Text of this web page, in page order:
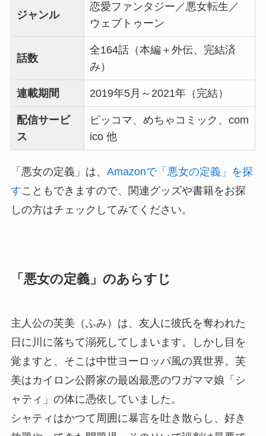
ジャンル
恋愛ファンタジー／悪女転生／
ウェブトゥーン
話数
全164話（本編＋外伝、完結済
み）
連載期間 2019年5月～2021年（完結）
配信サービ
ス
ピッコマ、めちゃコミック、com
ico 他
「悪女の定義」は、 Amazonで「悪女の定義」を探
すこともできますので、関連グッズや書籍をお探
しの方はチェックしてみてください。
「悪女の定義」のあらすじ
主人公の芙美（ふみ）は、友人に彼氏を奪われた
日に川に落ちて溺死してしまいます。しかし目を
覚ますと、そこは中世ヨーロッパ風の異世界。芙
美はカイロン公爵家の最凶最悪のワガママ娘「シ
ャティ」の体に憑依していました。
シャティはかつて周囲に暴言を吐き散らし、好き